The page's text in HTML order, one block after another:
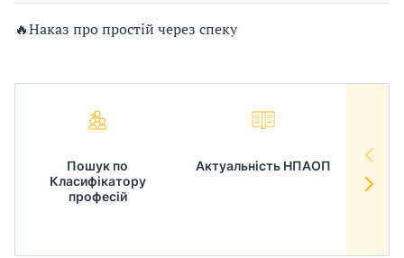
🔥Наказ про простій через спеку
Пошук по
Класифікатору
професій
Актуальність НПАОП